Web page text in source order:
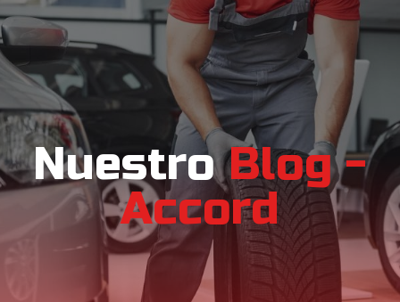
Nuestro Blog -
Accord